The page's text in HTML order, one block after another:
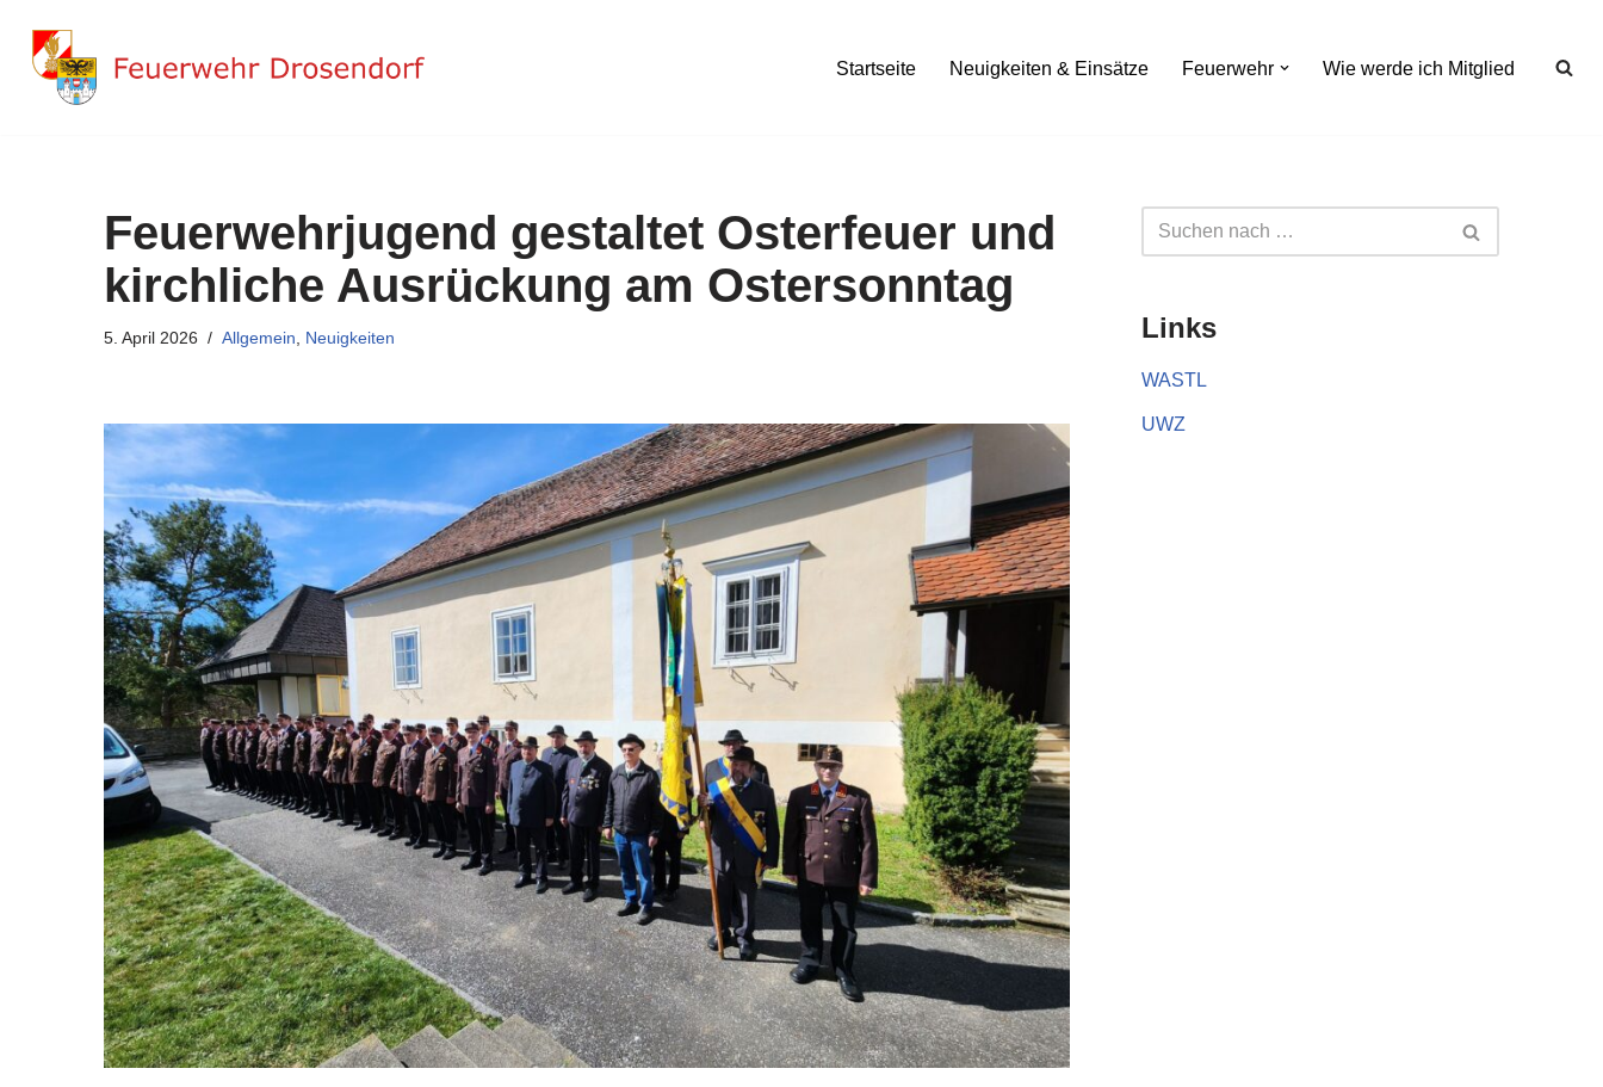
Zum
Inhalt
Startseite Neuigkeiten & Einsätze Feuerwehr Wie werde ich Mitglied
Feuerwehrjugend gestaltet Osterfeuer und
kirchliche Ausrückung am Ostersonntag
5. April 2026 Allgemein Neuigkeiten Links
WASTL
UWZ